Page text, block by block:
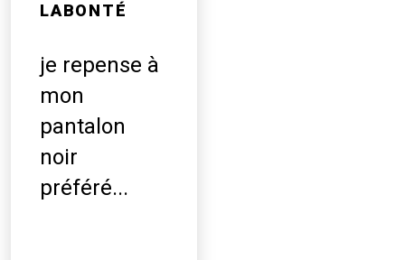
LABONTÉ
je repense à
mon
pantalon
noir
préféré...